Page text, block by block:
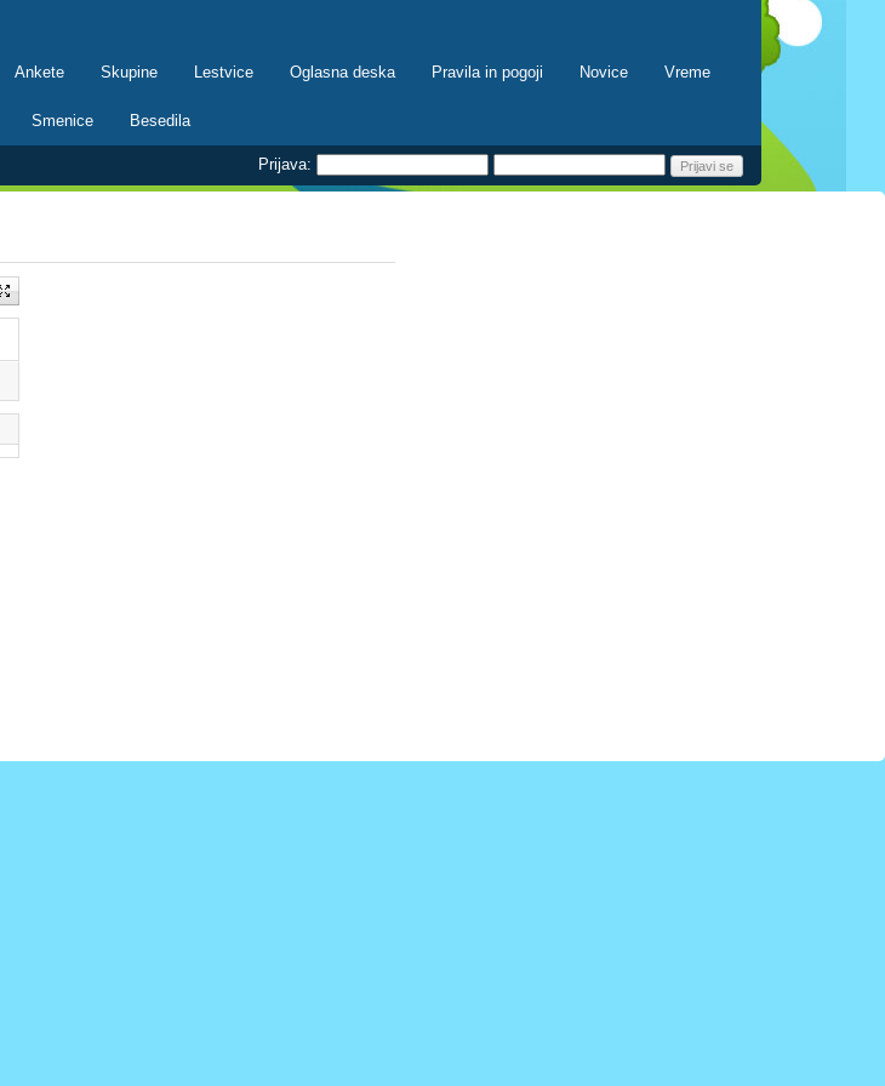
Ankete Skupine Lestvice Oglasna deska Pravila in pogoji Novice Vreme
Smenice Besedila
Prijava: